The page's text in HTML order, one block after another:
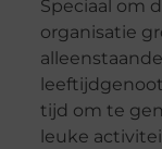
Speciaal om
organisatie
tijd om te
leuke